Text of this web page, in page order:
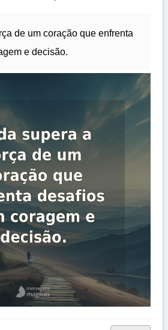
de um coração que enfrenta
e decisão.